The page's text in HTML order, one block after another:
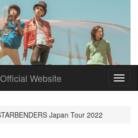
Website
Japan Tour 2022